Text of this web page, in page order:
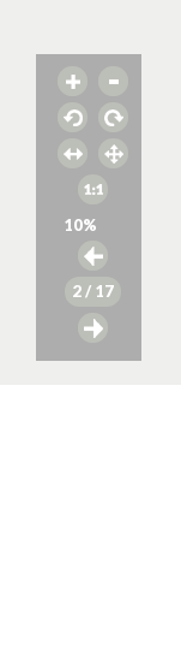
10%
2/ 17